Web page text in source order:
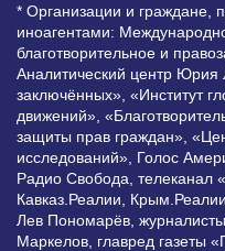
* Организации и
иноагентами:
благотворительное и
Аналитический центр
заключённых», «Институт
движений»,
защиты прав граждан»,
исследований», Голос
Радио Свобода, телеканал
Кавказ.Реалии,
Лев Пономарёв,
Маркелов, главред газеты